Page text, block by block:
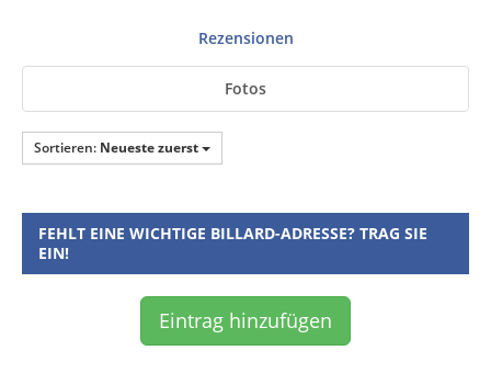
Rezensionen
Fotos
Sortieren: Neueste zuerst
FEHLT EINE WICHTIGE BILLARD-ADRESSE? TRAG SIE
EIN!
Eintrag hinzufügen